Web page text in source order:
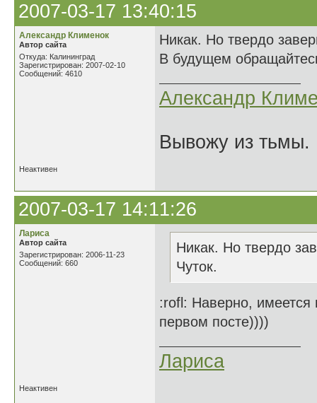
2007-03-17 13:40:15
Александр Клименок
Автор сайта
Откуда: Калининград
Зарегистрирован: 2007-02-10
Сообщений: 4610
Никак. Но твердо
В будущем
Александр
Вывожу из тьмы.
Неактивен
2007-03-17 14:11:26
Лариса
Автор сайта
Зарегистрирован: 2006-11-23
Сообщений: 660
Никак. Но твердо
Чуток.
:rofl: Наверно,
первом посте))))
Лариса
Неактивен